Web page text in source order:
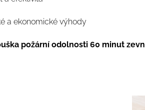
a ekonomické výhody
požární odolnosti 60 minut